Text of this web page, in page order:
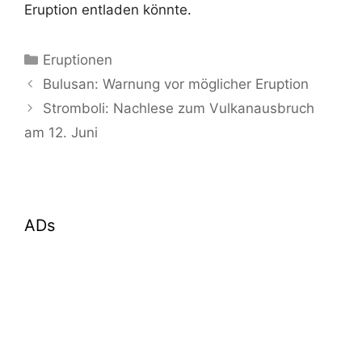
Eruption entladen könnte.
Kategorien
Eruptionen
Bulusan: Warnung vor möglicher Eruption
Stromboli: Nachlese zum Vulkanausbruch
am 12. Juni
ADs